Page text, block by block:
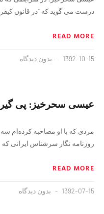
درست می گوید که “در قانون
READ MORE
1392-10-15 بدون دیدگاه
عیسی سحرخیز: پی
مردی که با او مصاحبه کرده‌ام
روزنامه نگار سر‌شناس ایرانی که
READ MORE
1392-07-15 بدون دیدگاه